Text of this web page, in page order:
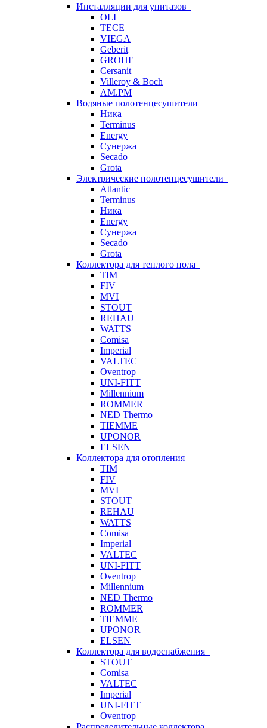
Инсталляции для унитазов
OLI
TECE
VIEGA
Geberit
GROHE
Cersanit
Villeroy & Boch
AM.PM
Водяные полотенцесушители
Ника
Terminus
Energy
Сунержа
Secado
Grota
Электрические полотенцесушители
Atlantic
Terminus
Ника
Energy
Сунержа
Secado
Grota
Коллектора для теплого пола
TIM
FIV
MVI
STOUT
REHAU
WATTS
Comisa
Imperial
VALTEC
Oventrop
UNI-FITT
Millennium
ROMMER
NED Thermo
TIEMME
UPONOR
ELSEN
Коллектора для отопления
TIM
FIV
MVI
STOUT
REHAU
WATTS
Comisa
Imperial
VALTEC
UNI-FITT
Oventrop
Millennium
NED Thermo
ROMMER
TIEMME
UPONOR
ELSEN
Коллектора для водоснабжения
STOUT
Comisa
VALTEC
Imperial
UNI-FITT
Oventrop